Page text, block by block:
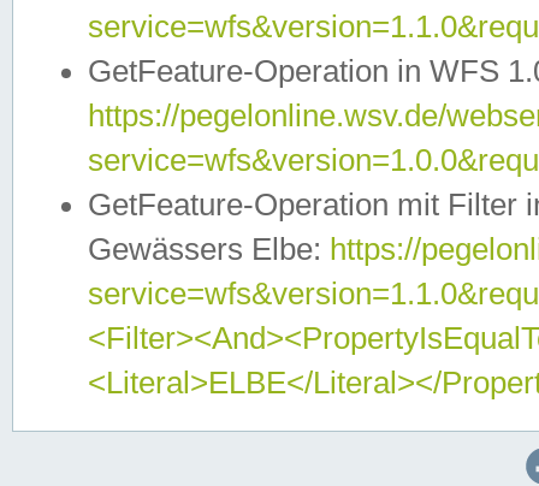
GetFeature-Operation in WFS
https://pegelonline.wsv.de/
GetFeature-Operation mit Filter
Gewässers Elbe: https://
<Literal>ELBE</Literal></